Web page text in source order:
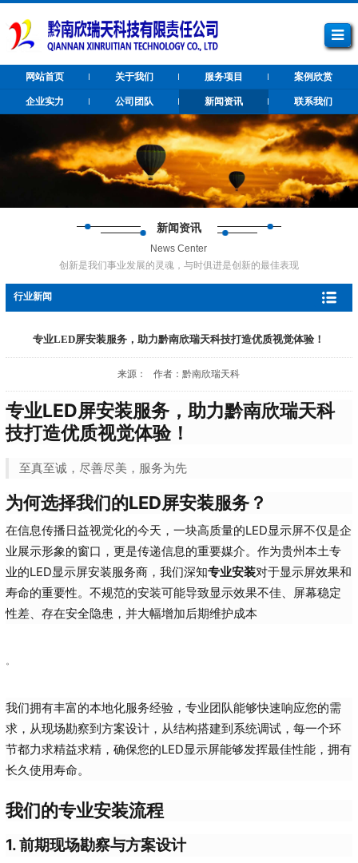
网站首页 关于我们 服务项目 案例欣赏
企业实力 公司团队 新闻资讯 联系我们
新闻资讯
News Center
创新是我们事业发展的灵魂，与时俱进是创新的最佳表现
行业新闻
专业LED屏安装服务，助力黔南欣瑞天科技打造优质视觉体验！
来源： 作者：黔南欣瑞天科
专业LED屏安装服务，助力黔南欣瑞天科
技打造优质视觉体验！
至真至诚，尽善尽美，服务为先
为何选择我们的LED屏安装服务？
在信息传播日益视觉化的今天，一块高质量的LED显示屏不仅是企
业展示形象的窗口，更是传递信息的重要媒介。作为贵州本土专
业的LED显示屏安装服务商，我们深知专业安装对于显示屏效果和
寿命的重要性。不规范的安装可能导致显示效果不佳、屏幕稳定
性差、存在安全隐患，并大幅增加后期维护成本
。
我们拥有丰富的本地化服务经验，专业团队能够快速响应您的需
求，从现场勘察到方案设计，从结构搭建到系统调试，每一个环
节都力求精益求精，确保您的LED显示屏能够发挥最佳性能，拥有
长久使用寿命。
我们的专业安装流程
1. 前期现场勘察与方案设计